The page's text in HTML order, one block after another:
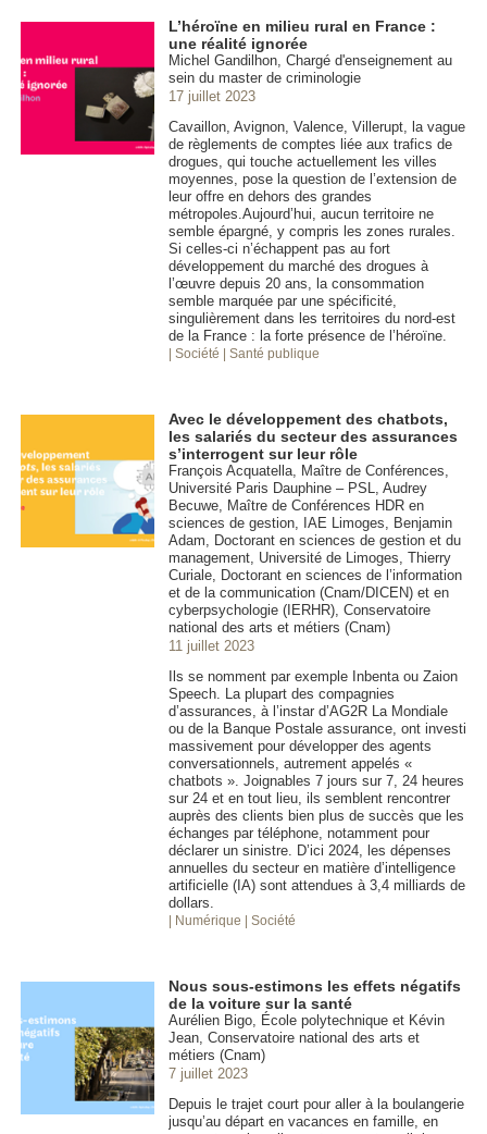
L’héroïne en milieu rural en France :
une réalité ignorée
Michel Gandilhon, Chargé d'enseignement au
sein du master de criminologie
17 juillet 2023
Cavaillon, Avignon, Valence, Villerupt, la vague
de règlements de comptes liée aux trafics de
drogues, qui touche actuellement les villes
moyennes, pose la question de l’extension de
leur offre en dehors des grandes
métropoles.Aujourd’hui, aucun territoire ne
semble épargné, y compris les zones rurales.
Si celles-ci n’échappent pas au fort
développement du marché des drogues à
l’œuvre depuis 20 ans, la consommation
semble marquée par une spécificité,
singulièrement dans les territoires du nord-est
de la France : la forte présence de l’héroïne.
| Société | Santé publique
Avec le développement des chatbots,
les salariés du secteur des assurances
s’interrogent sur leur rôle
François Acquatella, Maître de Conférences,
Université Paris Dauphine – PSL, Audrey
Becuwe, Maître de Conférences HDR en
sciences de gestion, IAE Limoges, Benjamin
Adam, Doctorant en sciences de gestion et du
management, Université de Limoges, Thierry
Curiale, Doctorant en sciences de l’information
et de la communication (Cnam/DICEN) et en
cyberpsychologie (IERHR), Conservatoire
national des arts et métiers (Cnam)
11 juillet 2023
Ils se nomment par exemple Inbenta ou Zaion
Speech. La plupart des compagnies
d’assurances, à l’instar d’AG2R La Mondiale
ou de la Banque Postale assurance, ont investi
massivement pour développer des agents
conversationnels, autrement appelés «
chatbots ». Joignables 7 jours sur 7, 24 heures
sur 24 et en tout lieu, ils semblent rencontrer
auprès des clients bien plus de succès que les
échanges par téléphone, notamment pour
déclarer un sinistre. D’ici 2024, les dépenses
annuelles du secteur en matière d’intelligence
artificielle (IA) sont attendues à 3,4 milliards de
dollars.
| Numérique | Société
Nous sous-estimons les effets négatifs
de la voiture sur la santé
Aurélien Bigo, École polytechnique et Kévin
Jean, Conservatoire national des arts et
métiers (Cnam)
7 juillet 2023
Depuis le trajet court pour aller à la boulangerie
jusqu’au départ en vacances en famille, en